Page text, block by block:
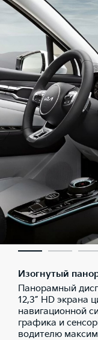
Изогнутый
Панорамный
12,3” HD экрана
навигационной
графика и
водителю